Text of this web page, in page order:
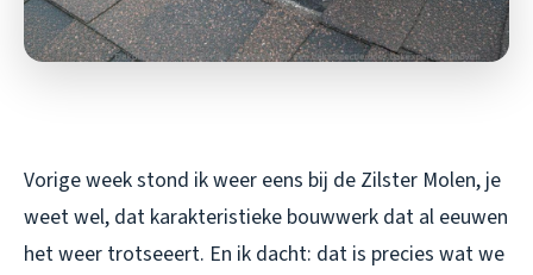
Vorige week stond ik weer eens bij de Zilster Molen, je
weet wel, dat karakteristieke bouwwerk dat al eeuwen
het weer trotseeert. En ik dacht: dat is precies wat we